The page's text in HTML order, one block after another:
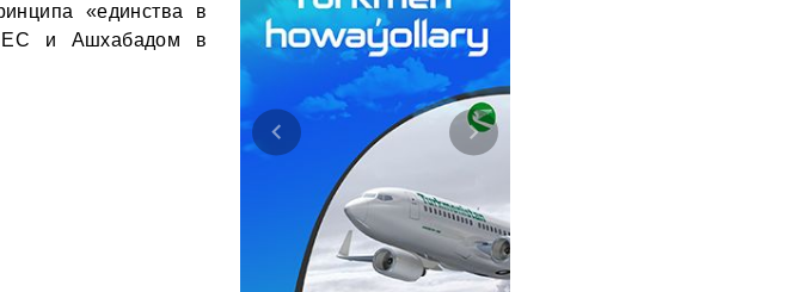
«единства в
ЕС и Ашхабадом в